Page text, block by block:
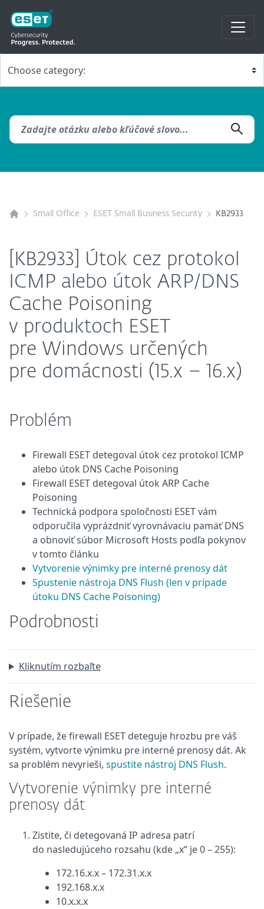
Small Office ESET Small Business Security KB2933
[KB2933] Útok cez protokol
ICMP alebo útok ARP/DNS
Cache Poisoning
v produktoch ESET
pre Windows určených
pre domácnosti (15.x – 16.x)
Problém
Firewall ESET detegoval útok cez protokol ICMP
alebo útok DNS Cache Poisoning
Firewall ESET detegoval útok ARP Cache
Poisoning
Technická podpora spoločnosti ESET vám
odporučila vyprázdniť vyrovnávaciu pamäť DNS
a obnoviť súbor Microsoft Hosts podľa pokynov
v tomto článku
Vytvorenie výnimky pre interné prenosy dát
Spustenie nástroja DNS Flush (len v prípade
útoku DNS Cache Poisoning)
Podrobnosti
Kliknutím rozbaľte
Riešenie
V prípade, že firewall ESET deteguje hrozbu pre váš
systém, vytvorte výnimku pre interné prenosy dát. Ak
sa problém nevyrieši, spustite nástroj DNS Flush.
Vytvorenie výnimky pre interné
prenosy dát
Zistite, či detegovaná IP adresa patrí
do nasledujúceho rozsahu (kde „x“ je 0 – 255):
172.16.x.x – 172.31.x.x
192.168.x.x
10.x.x.x